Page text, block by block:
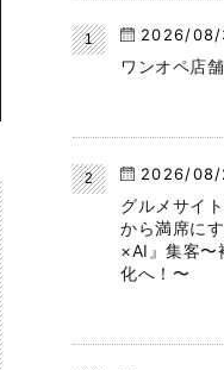
2026/08/
ワンオペ店
2026/08/
グルメサイ
から満席に
×AI』集客〜
化へ！〜